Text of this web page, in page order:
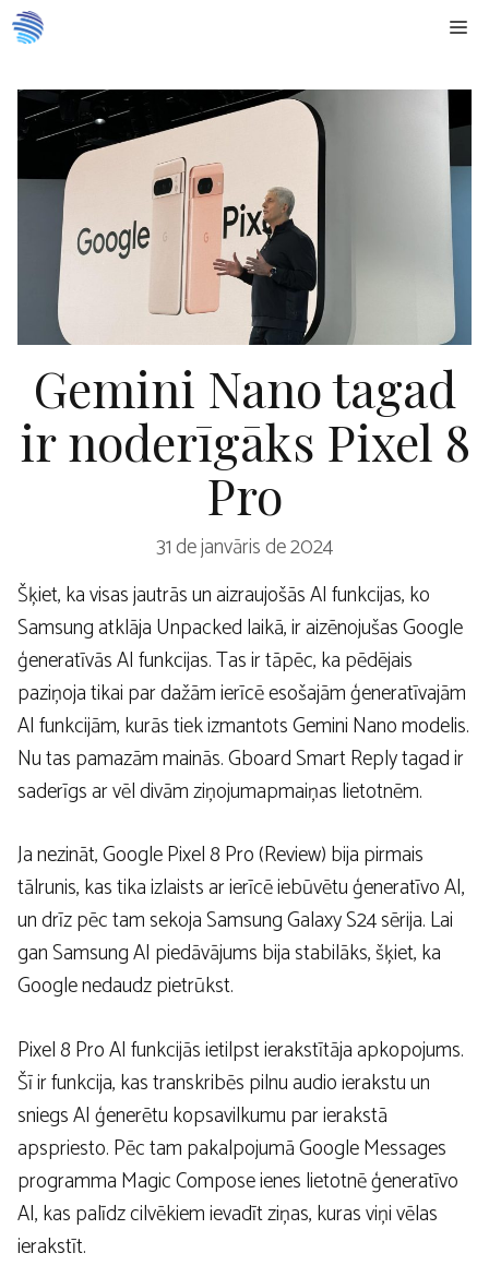
Doties
uz
Gemini Nano tagad
ir noderīgāks Pixel 8
Pro
31 de janvāris de 2024
Šķiet, ka visas jautrās un aizraujošās AI funkcijas, ko
Samsung atklāja Unpacked laikā, ir aizēnojušas Google
ģeneratīvās AI funkcijas. Tas ir tāpēc, ka pēdējais
paziņoja tikai par dažām ierīcē esošajām ģeneratīvajām
AI funkcijām, kurās tiek izmantots Gemini Nano modelis.
Nu tas pamazām mainās. Gboard Smart Reply tagad ir
saderīgs ar vēl divām ziņojumapmaiņas lietotnēm.
Ja nezināt, Google Pixel 8 Pro (Review) bija pirmais
tālrunis, kas tika izlaists ar ierīcē iebūvētu ģeneratīvo AI,
un drīz pēc tam sekoja Samsung Galaxy S24 sērija. Lai
gan Samsung AI piedāvājums bija stabilāks, šķiet, ka
Google nedaudz pietrūkst.
Pixel 8 Pro AI funkcijās ietilpst ierakstītāja apkopojums.
Šī ir funkcija, kas transkribēs pilnu audio ierakstu un
sniegs AI ģenerētu kopsavilkumu par ierakstā
apspriesto. Pēc tam pakalpojumā Google Messages
programma Magic Compose ienes lietotnē ģeneratīvo
AI, kas palīdz cilvēkiem ievadīt ziņas, kuras viņi vēlas
ierakstīt.